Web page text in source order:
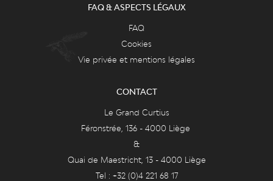
FAQ & ASPECTS LÉGAUX
FAQ
Cookies
Vie privée et mentions légales
CONTACT
Le Grand Curtius
Féronstrée, 136 - 4000 Liège
&
Quai de Maestricht, 13 - 4000 Liège
Tel : +32 (0)4 221 68 17